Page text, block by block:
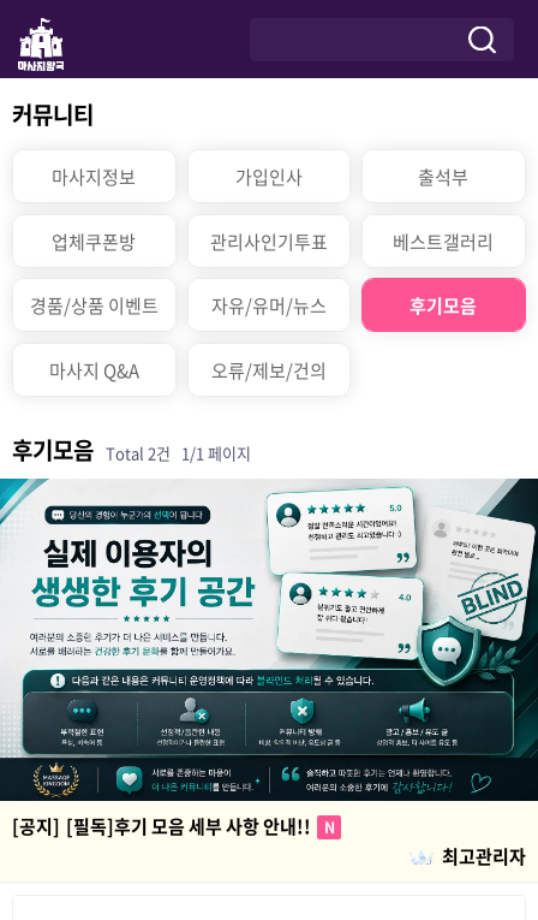
커뮤니티
마사지정보 가입인사 출석부
업체쿠폰방 관리사인기투표 베스트갤러리
경품/상품 이벤트 자유/유머/뉴스 후기모음
마사지 Q&A 오류/제보/건의
후기모음 Total 2건 1/1 페이지
[공지] [필독]후기 모음 세부 사항 안내!! N
최고관리자